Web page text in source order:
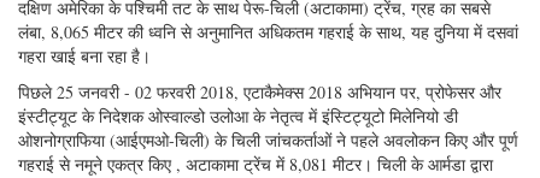
अपने स्वयं के तट से महासागर खाई का पता लगाने के लिए एक चिली के नेतृत्व वाले
अभियान ने डीओवी ऑडैसिया (ऑडसिटी) नामक एक द्विपक्षीय लैंडर लॉन्च करने और
पुनर्प्राप्त करने में सफलता प्राप्त की, जो तीन गुना 8,000 मीटर से गहराई तक, 8,081
मीटर गहराई की रिकॉर्ड गहराई तक पहुंच गई। एक मोक्नेस ट्रवल का उपयोग करके
अभियान ने 5,000 मीटर की रिकॉर्ड गहराई पर प्लैंकटन भी एकत्र किया। Atacamex
2018 अभियान चिली में समुद्री विज्ञान के लिए एक मील का पत्थर का प्रतिनिधित्व करता
है, क्योंकि शोधकर्ताओं ने गहरे समुद्र की खोज और शोध में मौलिक काम किया है।